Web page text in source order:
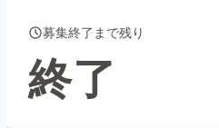
募集終了まで残り
終了